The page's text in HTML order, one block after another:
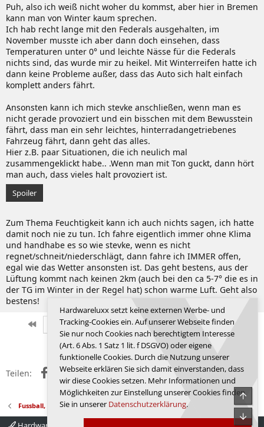
Puh, also ich weiß nicht woher du kommst, aber hier in Bremen
kann man von Winter kaum sprechen.
Ich hab recht lange mit den Federals ausgehalten, im
November musste ich aber dann doch einsehen, dass
Temperaturen unter 0° und leichte Nässe für die Federals
nichts sind, das wurde mir zu heikel. Mit Winterreifen hatte ich
dann keine Probleme außer, dass das Auto sich halt einfach
komplett anders fährt.
Ansonsten kann ich mich stevke anschließen, wenn man es
nicht gerade provoziert und ein bisschen mit dem Bewusstein
fährt, dass man ein sehr leichtes, hinterradangetriebenes
Fahrzeug fährt, dann geht das alles.
Hier z.B. paar Situationen, die ich neulich mal
zusammengeklickt habe.. .Wenn man mit Ton guckt, dann hört
man auch, dass vieles halt provoziert ist.
Spoiler
Zum Thema Feuchtigkeit kann ich auch nichts sagen, ich hatte
damit noch nie zu tun. Ich fahre eigentlich immer ohne Klima
und handhabe es so wie stevke, wenn es nicht
regnet/schneit/niederschlägt, dann fahre ich IMMER offen,
egal wie das Wetter ansonsten ist. Das geht bestens, aus der
Lüftung kommt nach keinen 2km (auch bei den ca 5-7° die es in
der TG im Winter in der Regel hat) schon warme Luft. Geht also
bestens!
Erste Vorherige 7322 von 9351 Nächste
Anmelden, um zu antworten.
Teilen: FacebookX (Twitter)
RedditWhatsApp
E-MailLink
Fussball, Sport, Autos
Hardwareluxx setzt keine externen Werbe- und
Tracking-Cookies ein. Auf unserer Webseite finden
Sie nur noch Cookies nach berechtigtem Interesse
(Art. 6 Abs. 1 Satz 1 lit. f DSGVO) oder eigene
funktionelle Cookies. Durch die Nutzung unserer
Webseite erklären Sie sich damit einverstanden, dass
wir diese Cookies setzen. Mehr Informationen und
Möglichkeiten zur Einstellung unserer Cookies finden
Sie in unserer Datenschutzerklärung.